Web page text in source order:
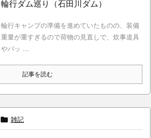
輪行ダム巡り（石田川ダム）
輪行キャンプの準備を進めていたものの、装備
重量が重すぎるので荷物の見直しで、炊事道具
やバッ ...
記事を読む
 雑記